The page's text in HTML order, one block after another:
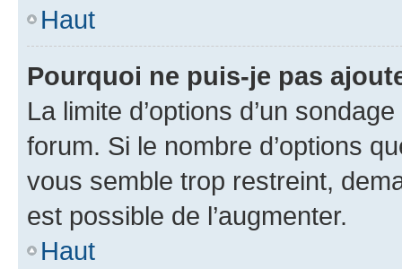
Haut
Pourquoi ne puis-je pas
La limite d’options d’un
forum. Si le nombre d’options
vous semble trop restreint,
est possible de l’augmenter.
Haut